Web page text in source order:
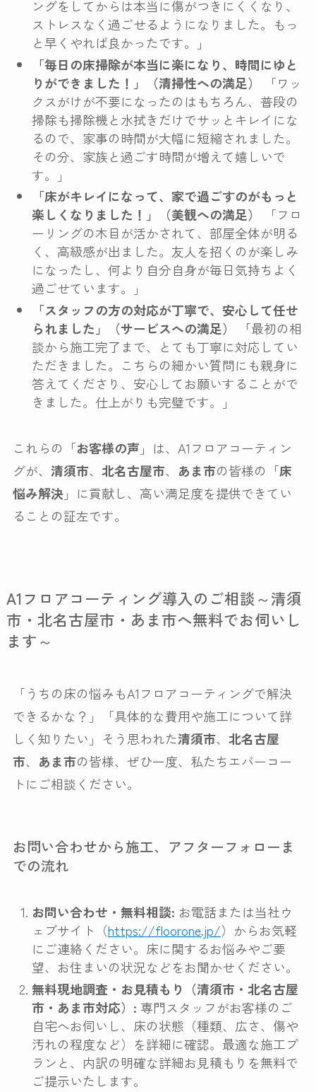
ングをしてからは本当に傷がつきにくくなり、
ストレスなく過ごせるようになりました。もっ
と早くやれば良かったです。」
「毎日の床掃除が本当に楽になり、時間にゆと
りができました！」（清掃性への満足）
「ワッ
クスがけが不要になったのはもちろん、普段の
掃除も掃除機と水拭きだけでサッとキレイにな
るので、家事の時間が大幅に短縮されました。
その分、家族と過ごす時間が増えて嬉しいで
す。」
「床がキレイになって、家で過ごすのがもっと
楽しくなりました！」（美観への満足）
「フロ
ーリングの木目が活かされて、部屋全体が明る
く、高級感が出ました。友人を招くのが楽しみ
になったし、何より自分自身が毎日気持ちよく
過ごせています。」
「スタッフの方の対応が丁寧で、安心して任せ
られました」（サービスへの満足）
「最初の相
談から施工完了まで、とても丁寧に対応してい
ただきました。こちらの細かい質問にも親身に
答えてくださり、安心してお願いすることがで
きました。仕上がりも完璧です。」
これらの「お客様の声 」は、A1フロアコーティン
グが、 清須市、 北名古屋市、 あま市の皆様の「床
悩み解決」に貢献し、高い満足度を提供できてい
ることの証左です。
A1フロアコーティング導入のご相談～清須
市・北名古屋市・あま市へ無料でお伺いし
ます～
「うちの床の悩みもA1フロアコーティングで解決
できるかな？」「具体的な費用や施工について詳
しく知りたい」そう思われた清須市、 北名古屋
市、 あま市の皆様、ぜひ一度、私たちエバーコー
トにご相談ください。
お問い合わせから施工、アフターフォローま
での流れ
お問い合わせ・無料相談: お電話または当社ウ
ェブサイト（https://floorone.jp/）からお気軽
にご連絡ください。床に関するお悩みやご要
望、お住まいの状況などをお聞かせください。
無料現地調査・お見積もり（清須市・北名古屋
市・あま市対応）: 専門スタッフがお客様のご
自宅へお伺いし、床の状態（種類、広さ、傷や
汚れの程度など）を詳細に確認。最適な施工プ
ランと、内訳の明確な詳細お見積もりを無料で
ご提示いたします。